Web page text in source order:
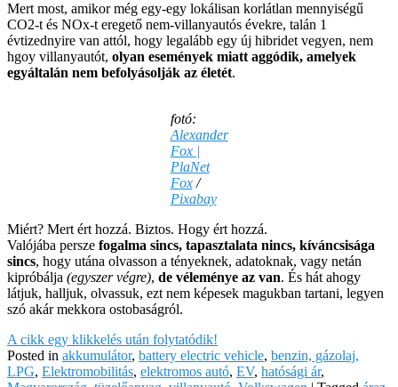
Mert most, amikor még egy-egy lokálisan korlátlan mennyiségű
CO2-t és NOx-t eregető nem-villanyautós évekre, talán 1
évtizednyire van attól, hogy legalább egy új hibridet vegyen, nem
hgoy villanyautót, olyan események miatt aggódik, amelyek
egyáltalán nem befolyásolják az életét.
fotó:
Alexander
Fox |
PlaNet
Fox/
Pixabay
Miért? Mert ért hozzá. Biztos. Hogy ért hozzá.
Valójába persze fogalma sincs, tapasztalata nincs, kíváncsisága
sincs, hogy utána olvasson a tényeknek, adatoknak, vagy netán
kipróbálja (egyszer végre), de véleménye az van. És hát ahogy
látjuk, halljuk, olvassuk, ezt nem képesek magukban tartani, legyen
szó akár mekkora ostobaságról.
A cikk egy klikkelés után folytatódik!
Posted in akkumulátor, battery electric vehicle, benzin, gázolaj,
LPG, Elektromobilitás, elektromos autó, EV, hatósági ár,